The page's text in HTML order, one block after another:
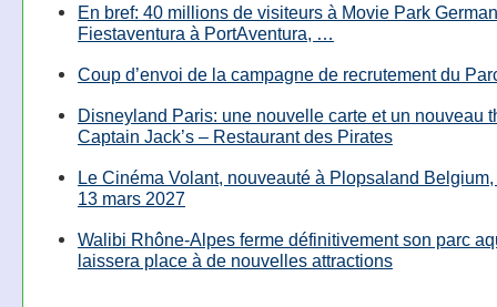
En bref: 40 millions de visiteurs à Movie Park
Fiestaventura à PortAventura, …
Coup d’envoi de la campagne de recrutement du
Disneyland Paris: une nouvelle carte et un nouveau
Captain Jack’s – Restaurant des Pirates
Le Cinéma Volant, nouveauté à Plopsaland
13 mars 2027
Walibi Rhône-Alpes ferme définitivement son parc
laissera place à de nouvelles attractions